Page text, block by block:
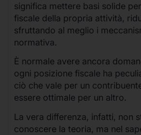
significa mettere basi solide
fiscale della propria attività,
sfruttando al meglio i
normativa.
È normale avere ancora
ogni posizione fiscale ha
ciò che vale per un
essere ottimale per un altro.
La vera differenza, infatti, non
conoscere la teoria, ma nel